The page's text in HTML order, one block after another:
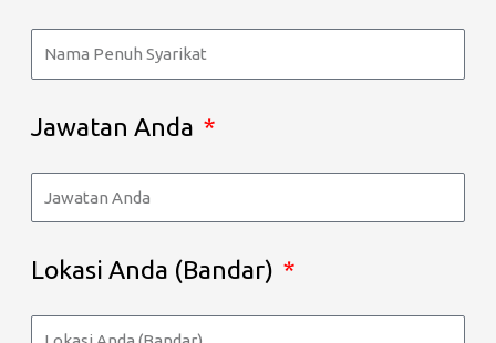
Jawatan Anda
Lokasi Anda (Bandar)